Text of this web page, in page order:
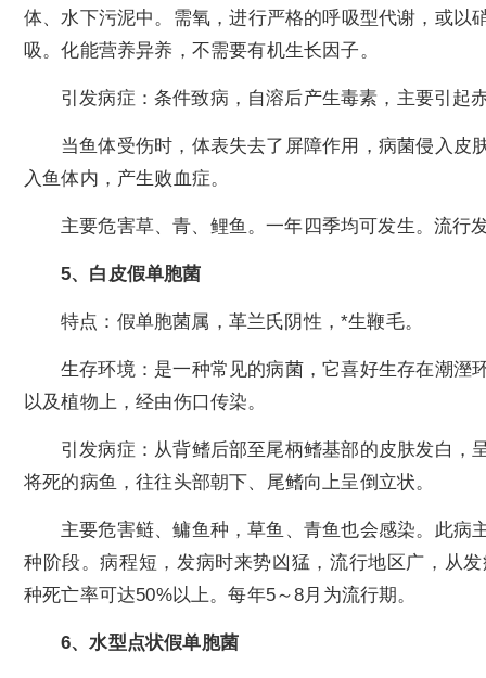
体、水下污泥中。需氧，进行严格的呼吸型代谢，或以
吸。化能营养异养，不需要有机生长因子。
引发病症：条件致病，自溶后产生毒素，主要引起
当鱼体受伤时，体表失去了屏障作用，病菌侵入皮
入鱼体内，产生败血症。
主要危害草、青、鲤鱼。一年四季均可发生。流行
5、白皮假单胞菌
特点：假单胞菌属，革兰氏阴性，*生鞭毛。
生存环境：是一种常见的病菌，它喜好生存在潮溼
以及植物上，经由伤口传染。
引发病症：从背鳍后部至尾柄鳍基部的皮肤发白，
将死的病鱼，往往头部朝下、尾鳍向上呈倒立状。
主要危害鲢、鳙鱼种，草鱼、青鱼也会感染。此病
种阶段。病程短，发病时来势凶猛，流行地区广，从
种死亡率可达50%以上。每年5～8月为流行期。
6、水型点状假单胞菌